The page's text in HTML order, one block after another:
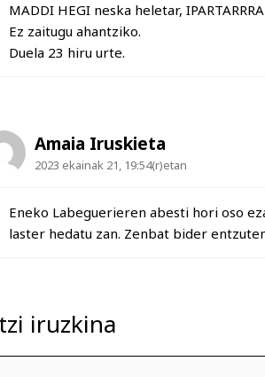
MADDI HEGI neska heletar,
Ez zaitugu ahantziko.
Duela 23 hiru urte.
Amaia Iruskieta
2023 ekainak 21, 19:54(r)etan
Eneko Labeguerieren abesti hori oso
laster hedatu zan. Zenbat bider
iruzkina